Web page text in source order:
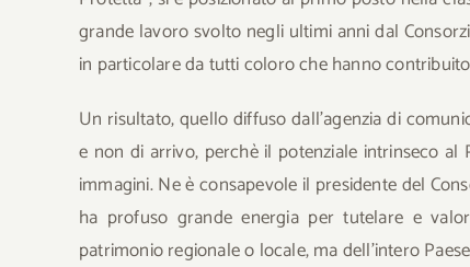
grande lavoro svolto negli ultimi anni dal
in particolare da tutti coloro che hanno
Un risultato, quello diffuso dall’agenzia di
e non di arrivo, perchè il potenziale intrinseco
immagini. Ne è consapevole il presidente del
ha profuso grande energia per tutelare e
patrimonio regionale o locale, ma dell’intero